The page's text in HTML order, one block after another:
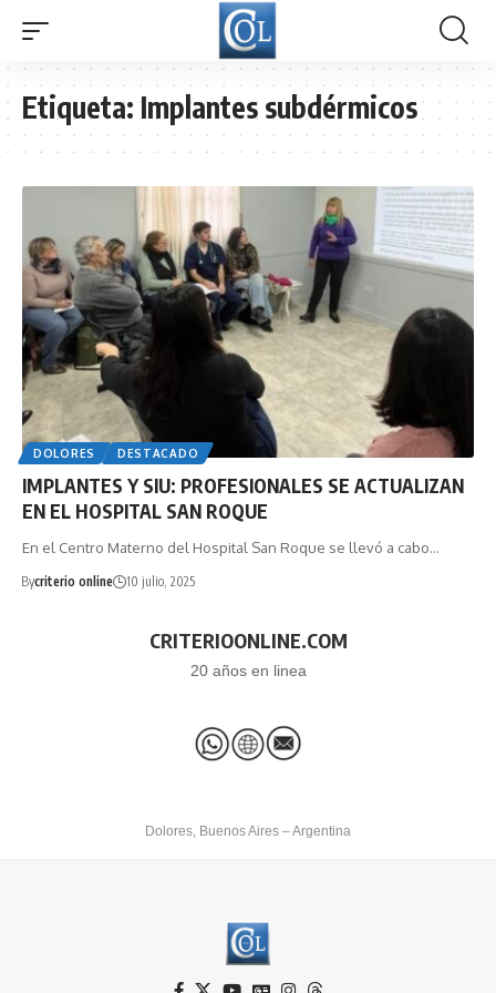
Etiqueta:Implantes subdérmicos
DOLORES DESTACADO
IMPLANTES Y SIU: PROFESIONALES SE ACTUALIZAN
EN EL HOSPITAL SAN ROQUE
En el Centro Materno del Hospital San Roque se llevó a cabo…
Bycriterio online 10 julio, 2025
CRITERIOONLINE.COM
20 años en linea
Dolores, Buenos Aires – Argentina